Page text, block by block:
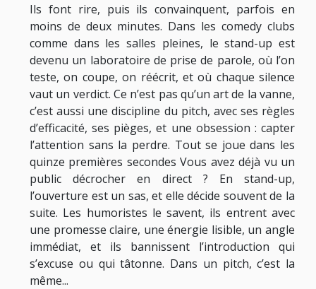
Ils font rire, puis ils convainquent, parfois en
moins de deux minutes. Dans les comedy clubs
comme dans les salles pleines, le stand-up est
devenu un laboratoire de prise de parole, où l’on
teste, on coupe, on réécrit, et où chaque silence
vaut un verdict. Ce n’est pas qu’un art de la vanne,
c’est aussi une discipline du pitch, avec ses règles
d’efficacité, ses pièges, et une obsession : capter
l’attention sans la perdre. Tout se joue dans les
quinze premières secondes Vous avez déjà vu un
public décrocher en direct ? En stand-up,
l’ouverture est un sas, et elle décide souvent de la
suite. Les humoristes le savent, ils entrent avec
une promesse claire, une énergie lisible, un angle
immédiat, et ils bannissent l’introduction qui
s’excuse ou qui tâtonne. Dans un pitch, c’est la
même...